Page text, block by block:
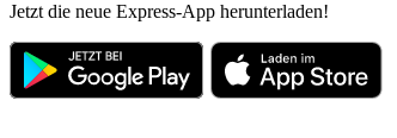
Jetzt die neue Express-App herunterladen!